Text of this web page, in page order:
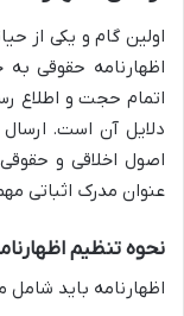
اولین گام و یکی از
اظهارنامه حقوقی به
اتمام حجت و اطلاع
دلایل آن است.
اصول اخلاقی و
عنوان مدرک اثباتی
نحوه تنظیم
اظهارنامه باید شامل